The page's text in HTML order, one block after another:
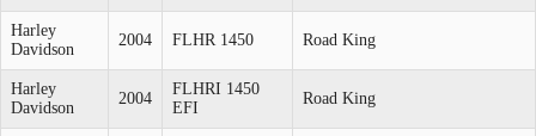
Harley
Davidson
2004 FLHR 1450 Road King
Harley
Davidson
2004
FLHRI 1450
EFI
Road King